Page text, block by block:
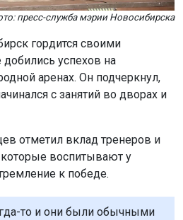
отметил вклад тренеров и
воспитывают у
к победе.
то и они были обычными
которые начинали
во дворах и в секциях у
чемпионами не
благодаря труду,
и вере в себя.
высоких спортивных